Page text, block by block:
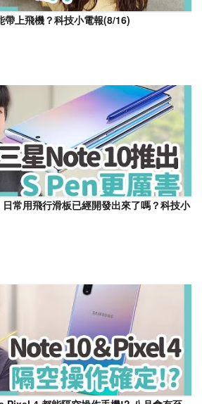
上飛機？科技小電報(8/16)
常用飛行滑板已經開發出來了嗎？科技小